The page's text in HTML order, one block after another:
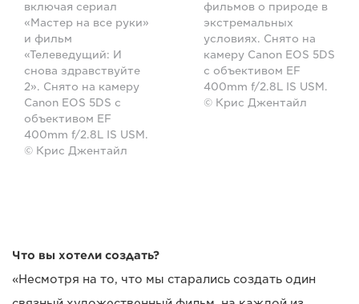
включая сериал
«Мастер на все руки»
и фильм
«Телеведущий: И
снова здравствуйте
2». Снято на камеру
Canon EOS 5DS с
объективом EF
400mm f/2.8L IS USM.
© Крис Джентайл
фильмов о природе в
экстремальных
условиях. Снято на
камеру Canon EOS 5DS
с объективом EF
400mm f/2.8L IS USM.
© Крис Джентайл
Что вы хотели создать?
«Несмотря на то, что мы старались создать один